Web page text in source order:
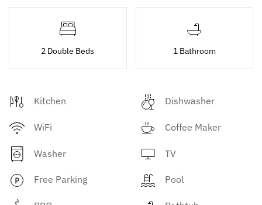
2 Double Beds 1 Bathroom
Kitchen Dishwasher
WiFi Coffee Maker
Washer TV
Free Parking Pool